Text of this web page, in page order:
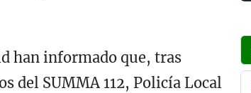
han informado que, tras
del SUMMA 112, Policía Local